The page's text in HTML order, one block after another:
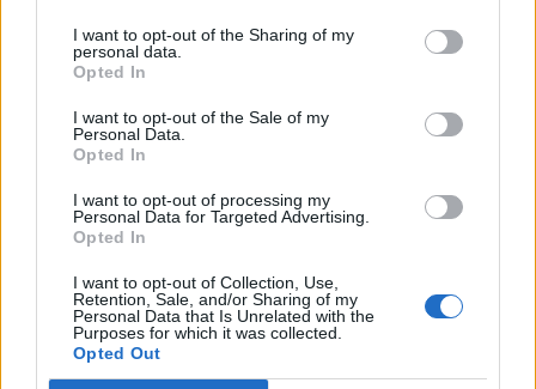
I want to opt-out of the Sharing of my
personal data.
Opted In
I want to opt-out of the Sale of my
Personal Data.
Opted In
I want to opt-out of processing my
Personal Data for Targeted Advertising.
Opted In
I want to opt-out of Collection, Use,
Retention, Sale, and/or Sharing of my
Personal Data that Is Unrelated with the
Purposes for which it was collected.
Opted Out
Related products